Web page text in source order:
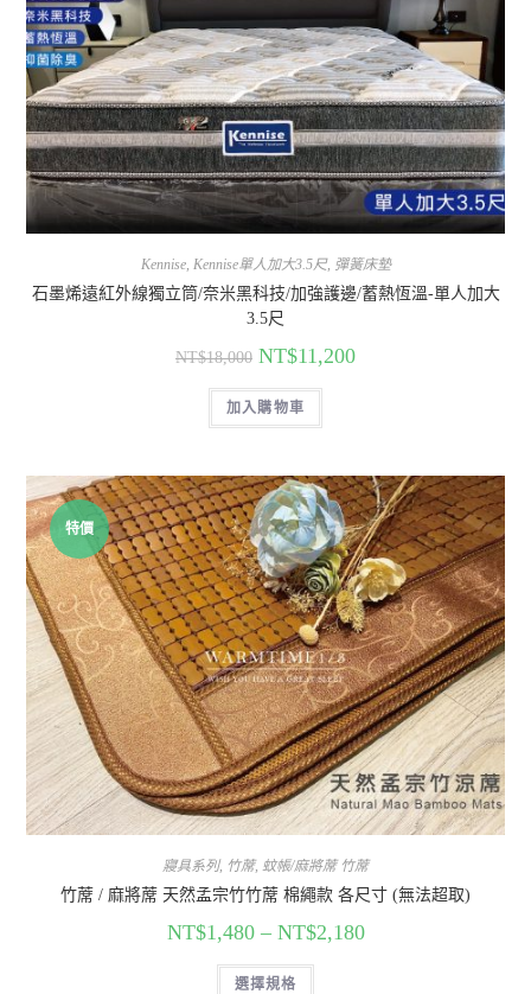
Kennise, Kennise單人加大3.5尺, 彈簧床墊
石墨烯遠紅外線獨立筒/奈米黑科技/加強護邊/蓄熱恆溫-單人加大
3.5尺
NT$18,000 NT$11,200
加入購物車
特價
寢具系列, 竹蓆, 蚊帳/麻將蓆 竹蓆
竹蓆 / 麻將蓆 天然孟宗竹竹蓆 棉繩款 各尺寸 (無法超取)
NT$1,480– NT$2,180
選擇規格